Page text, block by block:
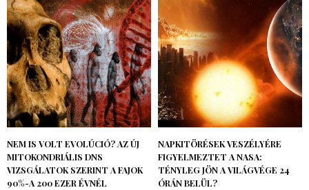
NEM IS VOLT EVOLÚCIÓ? AZ ÚJ
MITOKONDRIÁLIS DNS
VIZSGÁLATOK SZERINT A FAJOK
90%-A 200 EZER ÉVNÉL
NAPKITÖRÉSEK VESZÉLYÉRE
FIGYELMEZTET A NASA:
TÉNYLEG JÖN A VILÁGVÉGE 24
ÓRÁN BELÜL?